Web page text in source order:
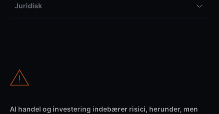
Juridisk
Al handel og investering indebærer risici, herunder, men